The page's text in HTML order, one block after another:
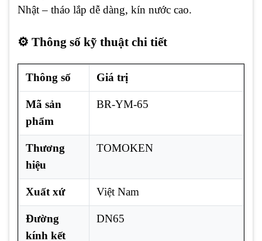
Nhật – tháo lắp dễ dàng, kín nước cao.
⚙️ Thông số kỹ thuật chi tiết
Thông số Giá trị
Mã sản
phẩm
BR-YM-65
Thương
hiệu
TOMOKEN
Xuất xứ Việt Nam
Đường
kính kết
DN65